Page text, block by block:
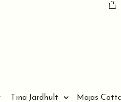
Tina Järdhult
Majas